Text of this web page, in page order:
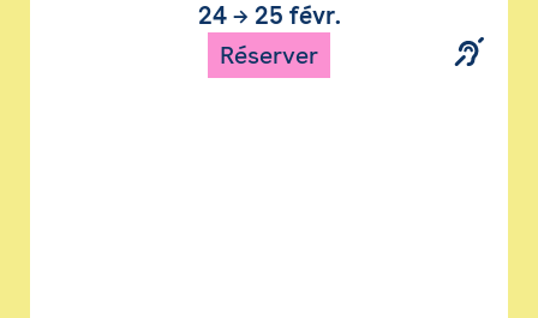
24→ 25 févr.
Réserver